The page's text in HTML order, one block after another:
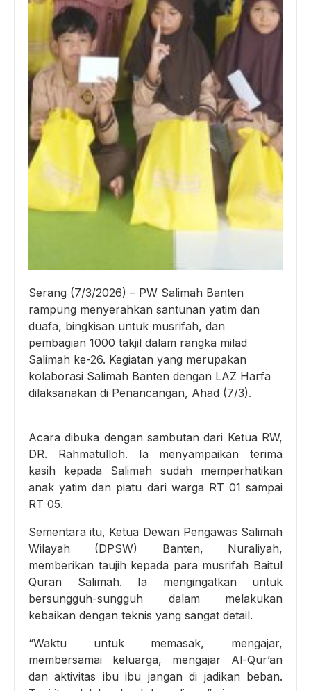
Serang (7/3/2026) – PW Salimah Banten
rampung menyerahkan santunan yatim dan
duafa, bingkisan untuk musrifah, dan
pembagian 1000 takjil dalam rangka milad
Salimah ke-26. Kegiatan yang merupakan
kolaborasi Salimah Banten dengan LAZ Harfa
dilaksanakan di Penancangan, Ahad (7/3).
Acara dibuka dengan sambutan dari Ketua RW,
DR. Rahmatulloh. Ia menyampaikan terima
kasih kepada Salimah sudah memperhatikan
anak yatim dan piatu dari warga RT 01 sampai
RT 05.
Sementara itu, Ketua Dewan Pengawas Salimah
Wilayah (DPSW) Banten, Nuraliyah,
memberikan taujih kepada para musrifah Baitul
Quran Salimah. Ia mengingatkan untuk
bersungguh-sungguh dalam melakukan
kebaikan dengan teknis yang sangat detail.
“Waktu untuk memasak, mengajar,
membersamai keluarga, mengajar Al-Qur’an
dan aktivitas ibu ibu jangan di jadikan beban.